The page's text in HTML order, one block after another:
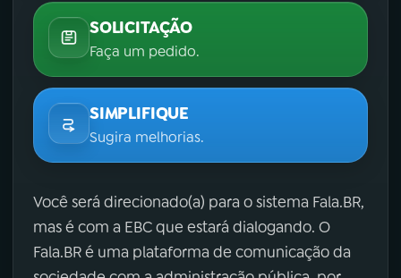
SOLICITAÇÃO
Faça um pedido.
SIMPLIFIQUE
Sugira melhorias.
Você será direcionado(a) para o sistema Fala.BR,
mas é com a EBC que estará dialogando. O
Fala.BR é uma plataforma de comunicação da